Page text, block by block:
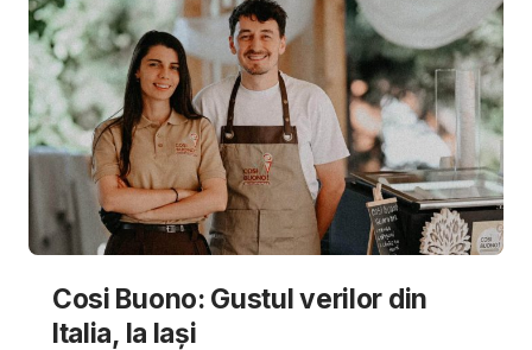
Cosi Buono: Gustul verilor din
Italia, la Iași